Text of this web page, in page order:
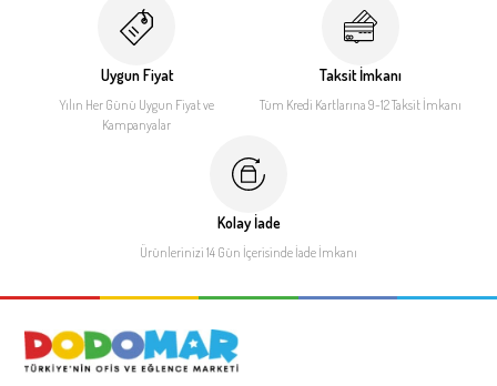
Uygun Fiyat
Yılın Her Günü Uygun Fiyatve
Kampanyalar
Taksit İmkanı
Tüm Kredi Kartlarına 9-12Taksit İmkanı
Kolay İade
Ürünlerinizi 14 Gün İçerisinde İade İmkanı